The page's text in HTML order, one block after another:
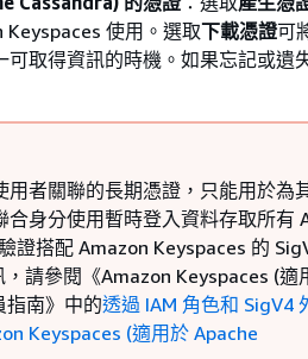
使用。選取下載憑證可
取得資訊的時機。如果忘記或遺
用者關聯的長期憑證，只能用於為
身分使用暫時登入資料存取所有
證搭配 Amazon Keyspaces 的
請參閱《Amazon Keyspaces (適
南》 中的透過 IAM 角色和 SigV4
Keyspaces (適用於 Apache